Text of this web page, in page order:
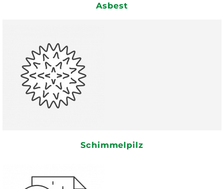
Asbest
Schimmelpilz